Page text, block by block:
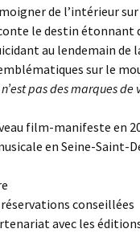
de l’intérieur
le destin étonnant
au lendemain de
sur le
n’est pas des marques de
film-manifeste en
en Seine-Saint-
conseillées
avec les